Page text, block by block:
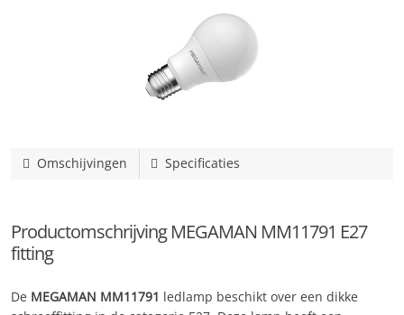
Omschijvingen Specificaties
Productomschrijving MEGAMAN MM11791 E27
fitting
De MEGAMAN MM11791 ledlamp beschikt over een dikke